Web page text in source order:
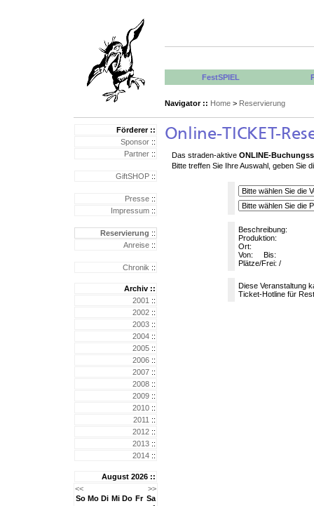
FestSPIEL
Navigator :: Home > Reservierung
Förderer ::
Sponsor ::
Partner ::
GiftSHOP ::
Presse ::
Impressum ::
Reservierung ::
Anreise ::
Chronik ::
Archiv ::
2001 ::
2002 ::
2003 ::
2004 ::
2005 ::
2006 ::
2007 ::
2008 ::
2009 ::
2010 ::
2011 ::
2012 ::
2013 ::
2014 ::
August 2026 ::
<<
>>
So Mo Di Mi Do Fr Sa
Das straden-aktive ONLINE-
Bitte treffen Sie Ihre Auswahl, geben Sie
Beschreibung:
Produktion:
Ort:
Von:
Bis:
Plätze/Frei: /
Diese Veranstaltung
Ticket-Hotline für